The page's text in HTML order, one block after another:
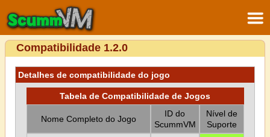
Compatibilidade 1.2.0
Detalhes de compatibilidade do jogo
Tabela de Compatibilidade de Jogos
Nome Completo do Jogo
ID do
ScummVM
Nível de
Suporte